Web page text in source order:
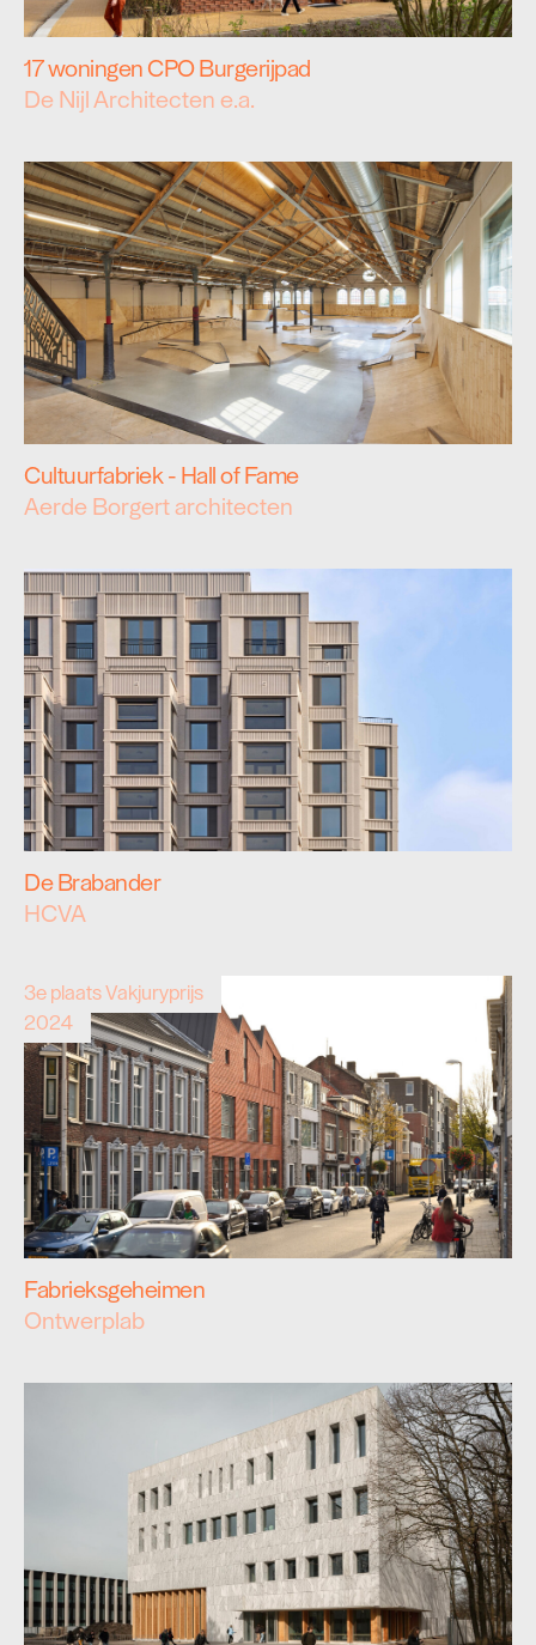
17 woningen CPO Burgerijpad
De Nijl Architecten e.a.
Cultuurfabriek - Hall of Fame
Aerde Borgert architecten
De Brabander
HCVA
3e plaats Vakjuryprijs
2024
Fabrieksgeheimen
Ontwerplab